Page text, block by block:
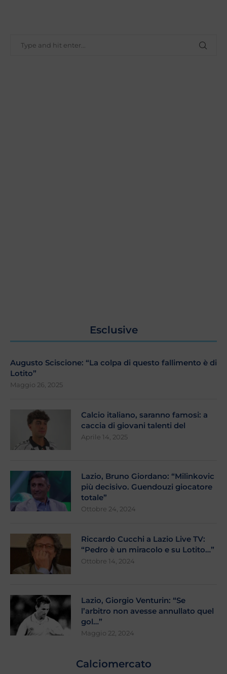
Esclusive
Augusto Sciscione: “La colpa di questo fallimento è di
Lotito”
Maggio 26, 2025
Calcio italiano, saranno famosi: a
caccia di giovani talenti del
Aprile 14, 2025
Lazio, Bruno Giordano: “Milinkovic
più decisivo. Guendouzi giocatore
totale”
Ottobre 24, 2024
Riccardo Cucchi a Lazio Live TV:
“Pedro è un miracolo e su Lotito…”
Ottobre 14, 2024
Lazio, Giorgio Venturin: “Se
l’arbitro non avesse annullato quel
gol…”
Maggio 22, 2024
Calciomercato